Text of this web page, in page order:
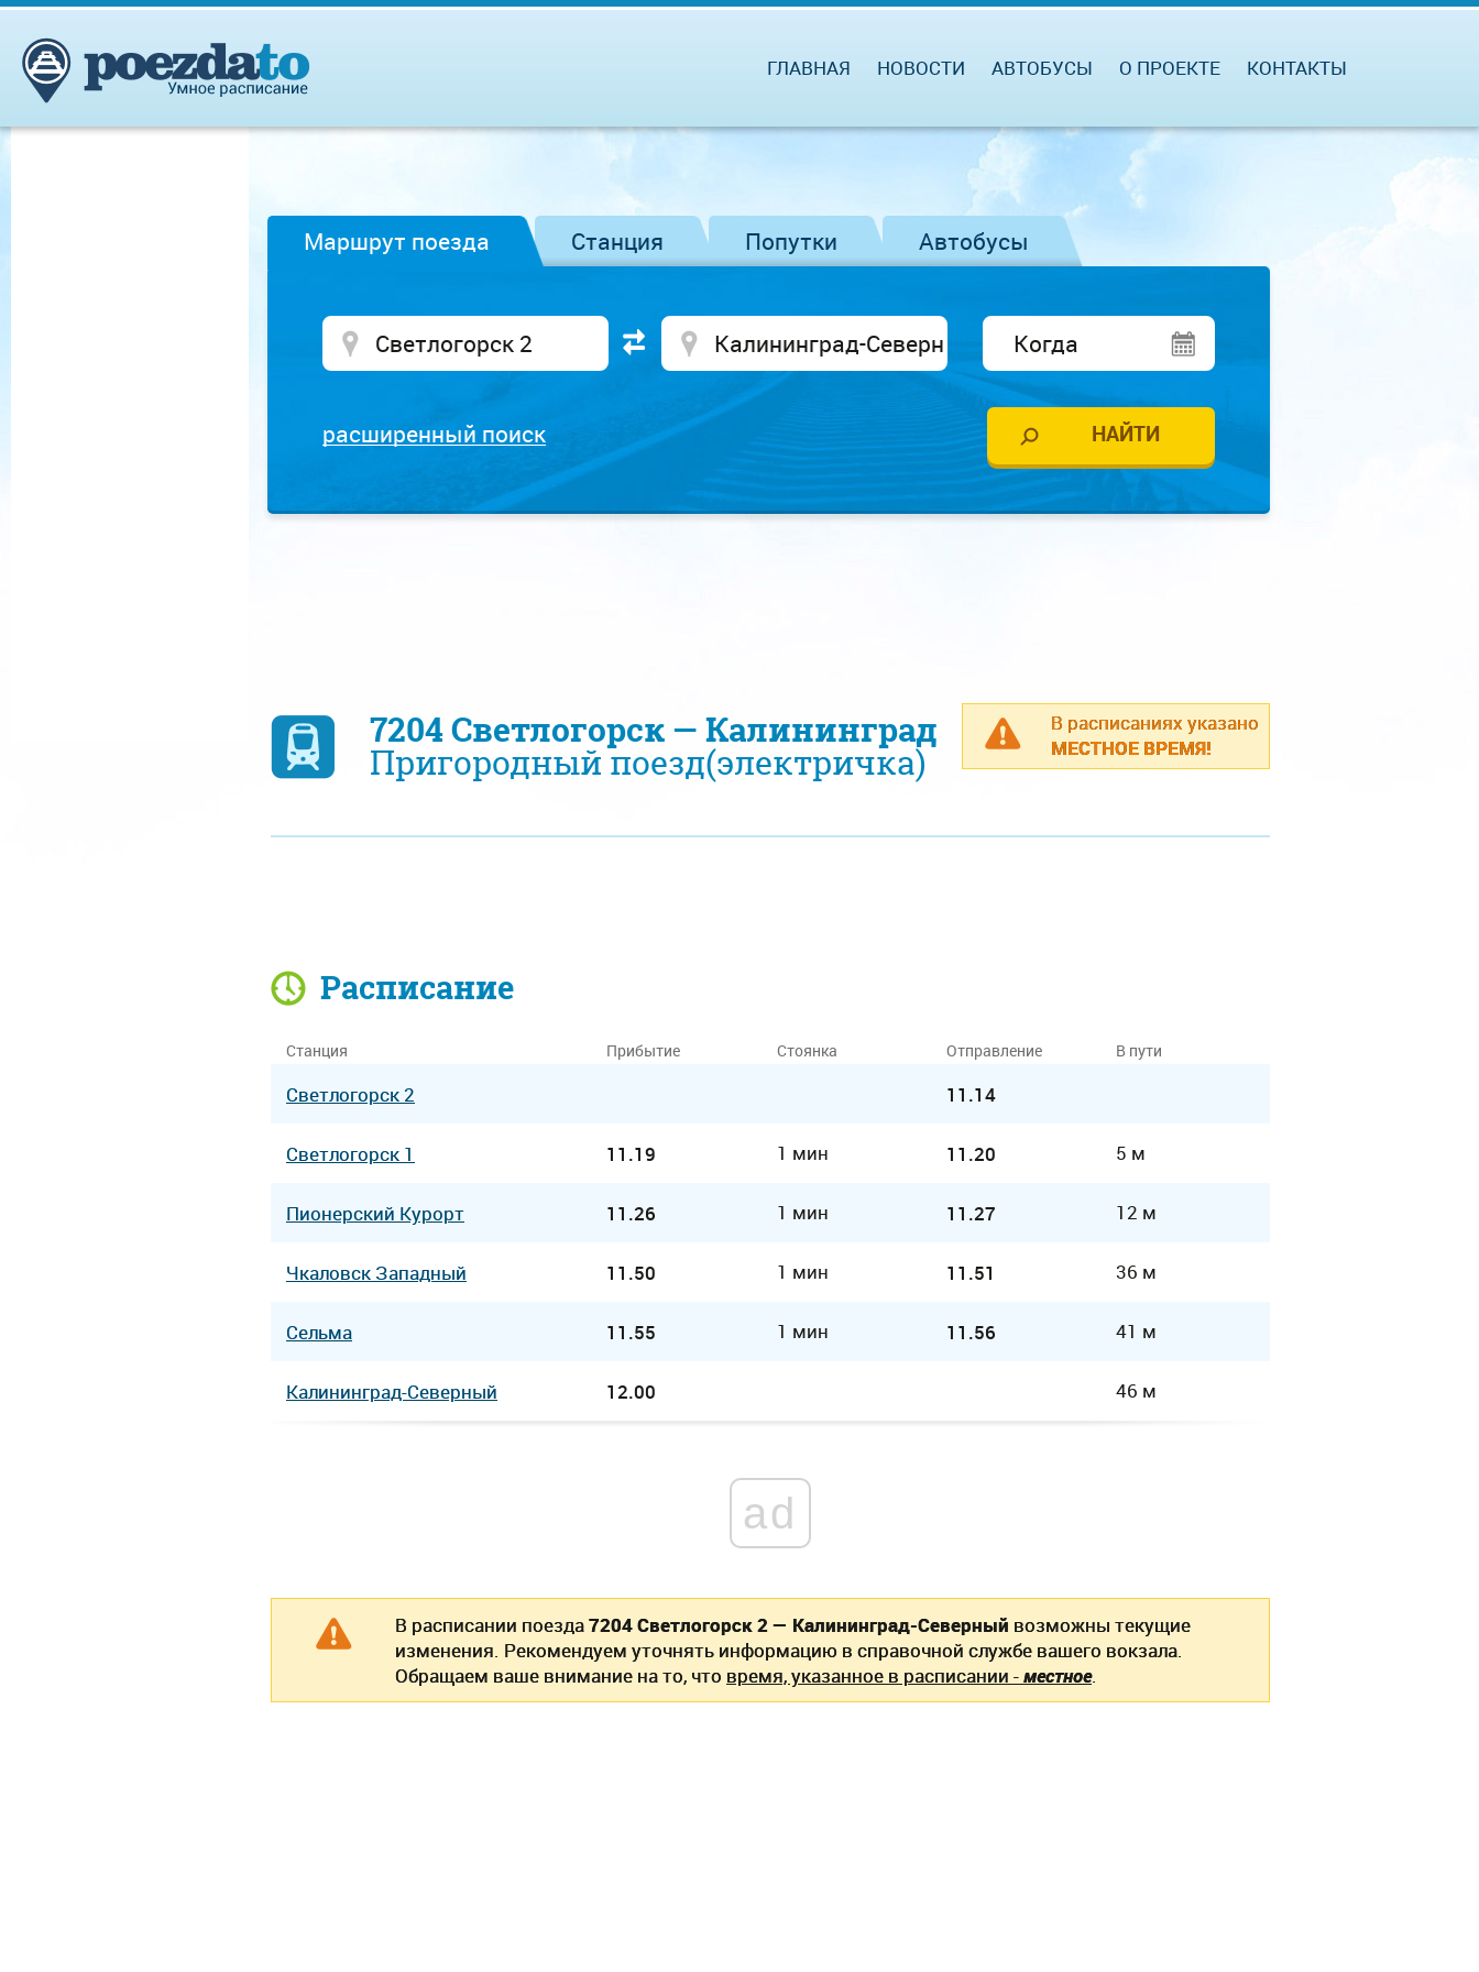
ГЛАВНАЯ НОВОСТИ АВТОБУСЫ О ПРОЕКТЕ КОНТАКТЫ
Маршрут поезда Станция Попутки Автобусы
расширенный поиск
В расписаниях указано
МЕСТНОЕ ВРЕМЯ!
7204 Светлогорск — Калининград
Пригородный поезд(электричка)
Расписание
Станция Прибытие Стоянка Отправление В пути
Светлогорск 2 11.14
Светлогорск 1 11.19 1 мин 11.20 5 м
Пионерский Курорт 11.26 1 мин 11.27 12 м
Чкаловск Западный 11.50 1 мин 11.51 36 м
Сельма 11.55 1 мин 11.56 41 м
Калининград-Северный 12.00 46 м
ad
В расписании поезда7204 Светлогорск 2 — Калининград-Северный возможны текущие
изменения. Рекомендуем уточнять информацию в справочной службе вашего вокзала.
Обращаем ваше внимание на то, что время, указанное в расписании -местное.